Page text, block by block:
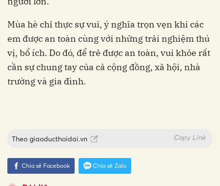
Mùa hè chỉ thực sự vui, ý nghĩa trọn vẹn khi các
em được an toàn cùng với những trải nghiệm thú
vị, bổ ích. Do đó, để trẻ được an toàn, vui khỏe rất
cần sự chung tay của cả cộng đồng, xã hội, nhà
trường và gia đình.
Theo giaoducthoidai.vn Copy Link
Chia sẻ Facebook Chia sẻ Zalo